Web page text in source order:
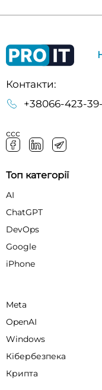
Контакти:
+38066-423-
ссс
Топ категорії
AI
ChatGPT
DevOps
Google
iPhone
Meta
OpenAI
Windows
Кібербезпека
Крипта